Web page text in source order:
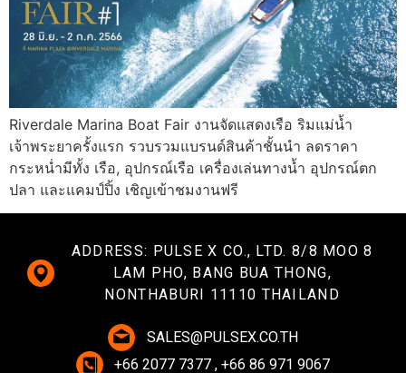
Riverdale Marina Boat Fair งานจัดแสดงเรือ ริมแม่น้ำ
เจ้าพระยาครั้งแรก รวบรวมแบรนด์สินค้าชั้นนำ ลดราคา
กระหน่ำมีทั้ง เรือ, อุปกรณ์เรือ เครื่องเล่นทางน้ำ อุปกรณ์ตก
ปลา และแคมป์ปิ้ง เชิญเข้าชมงานฟรี
ADDRESS: PULSE X CO., LTD. 8/8 MOO 8
LAM PHO, BANG BUA THONG,
NONTHABURI 11110 THAILAND
SALES@PULSEX.CO.TH
+66 2077 7377 , +66 86 971 9067